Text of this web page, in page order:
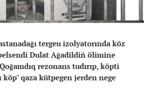
tergeu izolyatorında köz
Dulat Ağadildiñ ölimine
rezonans tudırıp, köpti
köp" qaza kütpegen jerden nege